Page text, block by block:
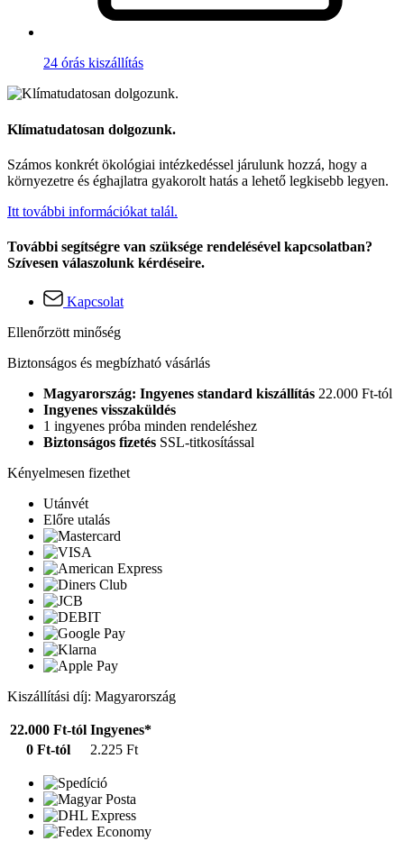
24 órás kiszállítás
Klímatudatosan dolgozunk.
Számos konkrét ökológiai intézkedéssel járulunk hozzá, hogy a
környezetre és éghajlatra gyakorolt hatás a lehető legkisebb legyen.
Itt további információkat talál.
További segítségre van szüksége rendelésével kapcsolatban?
Szívesen válaszolunk kérdéseire.
Kapcsolat
Ellenőrzött minőség
Biztonságos és megbízható vásárlás
Magyarország: Ingyenes standard kiszállítás 22.000 Ft-tól
Ingyenes visszaküldés
1 ingyenes próba minden rendeléshez
Biztonságos fizetés SSL-titkosítással
Kényelmesen fizethet
Utánvét
Előre utalás
Kiszállítási díj: Magyarország
22.000 Ft-tól Ingyenes*
0 Ft-tól
2.225 Ft